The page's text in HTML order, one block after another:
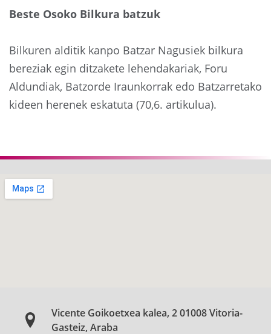
Beste Osoko Bilkura batzuk
Bilkuren alditik kanpo Batzar Nagusiek bilkura
bereziak egin ditzakete lehendakariak, Foru
Aldundiak, Batzorde Iraunkorrak edo Batzarretako
kideen herenek eskatuta (70,6. artikulua).
Vicente Goikoetxea kalea, 2 01008 Vitoria-
Gasteiz, Araba